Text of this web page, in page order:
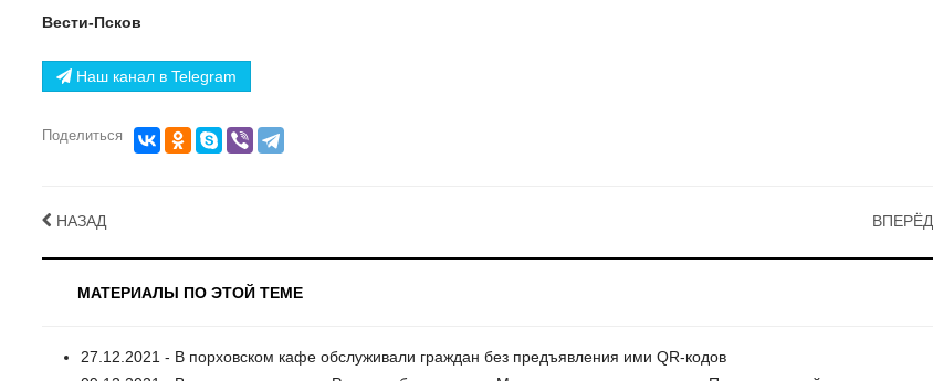
Вести-Псков
Наш канал в Telegram
Поделиться
НАЗАД ВПЕРЁД
МАТЕРИАЛЫ ПО ЭТОЙ ТЕМЕ
27.12.2021 - В порховском кафе обслуживали граждан без предъявления ими QR-кодов